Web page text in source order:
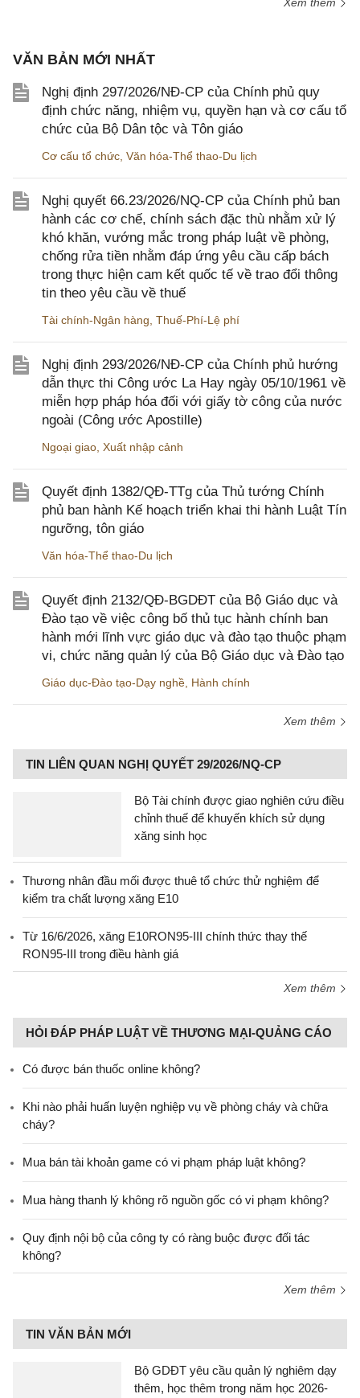
VĂN BẢN MỚI NHẤT
Nghị định 297/2026/NĐ-CP của Chính phủ quy
định chức năng, nhiệm vụ, quyền hạn và cơ cấu tổ
chức của Bộ Dân tộc và Tôn giáo
Cơ cấu tổ chức Văn hóa-Thể thao-Du lịch
Nghị quyết 66.23/2026/NQ-CP của Chính phủ ban
hành các cơ chế, chính sách đặc thù nhằm xử lý
khó khăn, vướng mắc trong pháp luật về phòng,
chống rửa tiền nhằm đáp ứng yêu cầu cấp bách
trong thực hiện cam kết quốc tế về trao đổi thông
tin theo yêu cầu về thuế
Tài chính-Ngân hàng Thuế-Phí-Lệ phí
Nghị định 293/2026/NĐ-CP của Chính phủ hướng
dẫn thực thi Công ước La Hay ngày 05/10/1961 về
miễn hợp pháp hóa đối với giấy tờ công của nước
ngoài (Công ước Apostille)
Ngoại giao Xuất nhập cảnh
Quyết định 1382/QĐ-TTg của Thủ tướng Chính
phủ ban hành Kế hoạch triển khai thi hành Luật Tín
ngưỡng, tôn giáo
Văn hóa-Thể thao-Du lịch
Quyết định 2132/QĐ-BGDĐT của Bộ Giáo dục và
Đào tạo về việc công bố thủ tục hành chính ban
hành mới lĩnh vực giáo dục và đào tạo thuộc phạm
vi, chức năng quản lý của Bộ Giáo dục và Đào tạo
Giáo dục-Đào tạo-Dạy nghề Hành chính
Xem thêm
TIN LIÊN QUAN NGHỊ QUYẾT 29/2026/NQ-CP
Bộ Tài chính được giao nghiên cứu điều
chỉnh thuế để khuyến khích sử dụng
xăng sinh học
Thương nhân đầu mối được thuê tổ chức thử nghiệm để
kiểm tra chất lượng xăng E10
Từ 16/6/2026, xăng E10RON95-III chính thức thay thế
RON95-III trong điều hành giá
Xem thêm
HỎI ĐÁP PHÁP LUẬT VỀ THƯƠNG MẠI-QUẢNG CÁO
Có được bán thuốc online không?
Khi nào phải huấn luyện nghiệp vụ về phòng cháy và chữa
cháy?
Mua bán tài khoản game có vi phạm pháp luật không?
Mua hàng thanh lý không rõ nguồn gốc có vi phạm không?
Quy định nội bộ của công ty có ràng buộc được đối tác
không?
Xem thêm
TIN VĂN BẢN MỚI
Bộ GDĐT yêu cầu quản lý nghiêm dạy
thêm, học thêm trong năm học 2026-